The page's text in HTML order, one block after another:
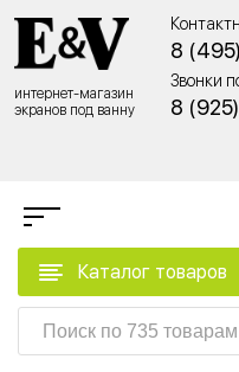
интернет-магазин
экранов под ванну
8
Звонки
8
Каталог товаров